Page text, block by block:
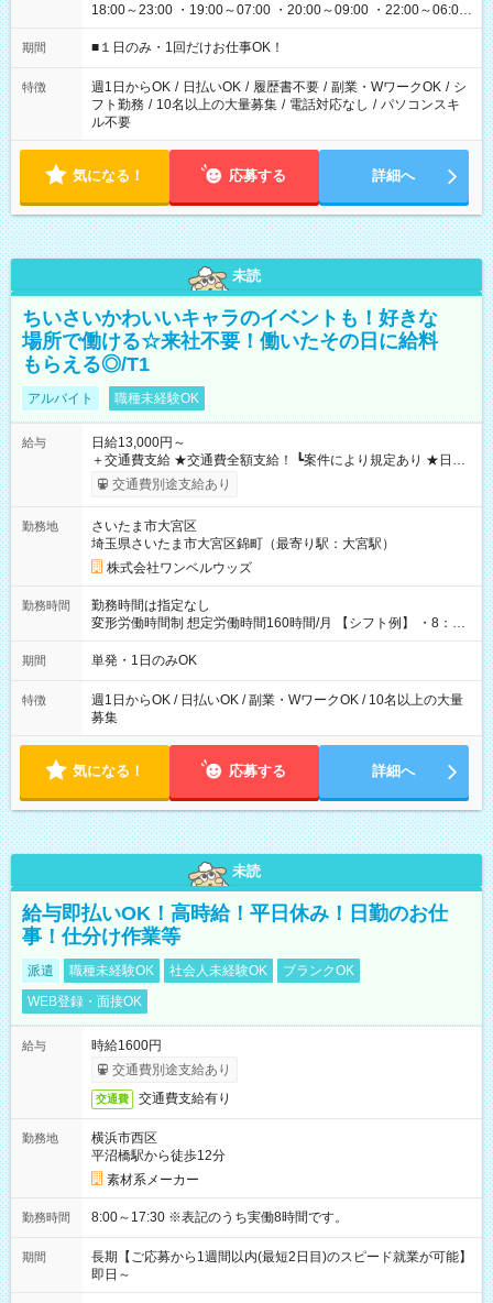
18:00～23:00 ・19:00～07:00 ・20:00～09:00 ・22:00～06:00
etc ★最短で3時間で5,120円のお仕事から 15時間で2万円近く稼
げるお仕事も！ ご希望のお時間に合わせてご紹介！ ※シフトは
ください！
期間 ■１日のみ・1回だけお仕事OK！
特徴 週1日からOK / 日払いOK / 履歴書不要 / 副業・WワークOK / シ
フト勤務 / 10名以上の大量募集 / 電話対応なし / パソコンスキ
ル不要
気になる！ 応募する 詳細へ
未読
ちいさいかわいいキャラのイベントも！好きな
場所で働ける☆来社不要！働いたその日に給料
もらえる◎/T1
アルバイト 職種未経験OK
給与
日給13,000円～
＋交通費支給 ★交通費全額支給！ ┗案件により規定あり ★日払
いOK！（規定あり） ┗働いたその日に現金GET♪ お仕事後はコ
ンビニATMから 日払い分を引き落とせます！ 【試用期間】試
交通費別途支給あり
勤務地
さいたま市大宮区
埼玉県さいたま市大宮区錦町（最寄り駅：大宮駅）
株式会社ワンベルウッズ
勤務時間
勤務時間は指定なし
変形労働時間制 想定労働時間160時間/月 【シフト例】 ・8：00
～21：00
期間 単発・1日のみOK
特徴
週1日からOK / 日払いOK / 副業・WワークOK / 10名以上の大量
募集
気になる！ 応募する 詳細へ
未読
給与即払いOK！高時給！平日休み！日勤のお仕
事！仕分け作業等
派遣 職種未経験OK 社会人未経験OK
ブランクOK
WEB登録・面接OK
給与
時給1600円
交通費別途支給あり
交通費 交通費支給有り
勤務地
横浜市西区
平沼橋駅から徒歩12分
素材系メーカー
勤務時間 8:00～17:30 ※表記のうち実働8時間です。
期間
長期【ご応募から1週間以内(最短2日目)のスピード就業が可能】
即日～